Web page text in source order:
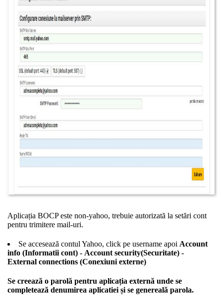
Aplicația BOCP este non-yahoo, trebuie autorizată la setări cont
pentru trimitere mail-uri.
Se accesează contul Yahoo, click pe username apoi Account
info (Informatii cont) - Account security(Securitate) -
External connections (Conexiuni externe)
Se creează o parolă pentru aplicația externă unde se
completează denumirea aplicatiei și se genereală parola.